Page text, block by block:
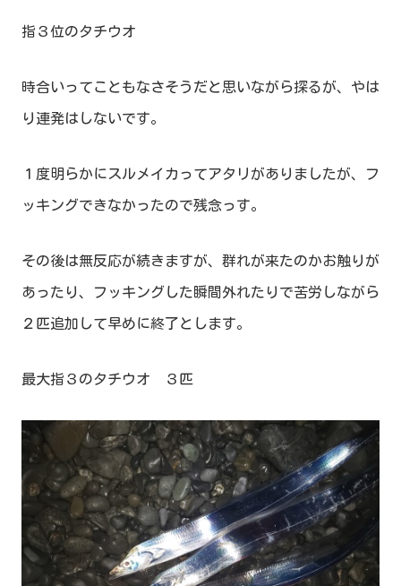
指３位のタチウオ
時合いってこともなさそうだと思いながら探るが、やは
り連発はしないです。
１度明らかにスルメイカってアタリがありましたが、フ
ッキングできなかったので残念っす。
その後は無反応が続きますが、群れが来たのかお触りが
あったり、フッキングした瞬間外れたりで苦労しながら
２匹追加して早めに終了とします。
最大指３のタチウオ ３匹